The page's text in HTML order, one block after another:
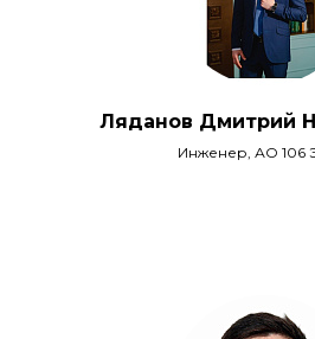
Ляданов Дмитрий
Инженер, АО 106